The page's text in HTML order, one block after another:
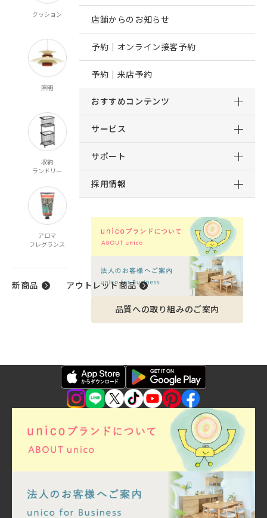
店舗からのお知らせ
予約｜オンライン接客予約
予約｜来店予約
おすすめコンテンツ
サービス
サポート
採用情報
品質への取り組みのご案内
クッション
ブランケット
スロー
照明
収納
ランドリー
家電 ファッション雑貨
アロマ
フレグランス
ケア商品
ギフト
ギフトカタログ
新商品 アウトレット商品